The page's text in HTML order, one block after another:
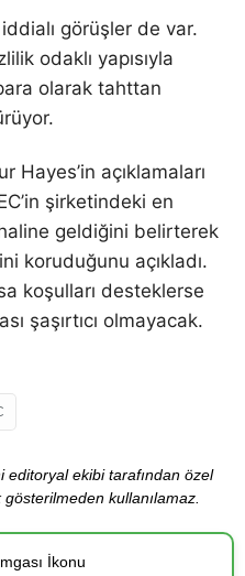
görüşler de var.
odaklı yapısıyla
olarak tahttan
Hayes’in açıklamaları
şirketindeki en
geldiğini belirterek
koruduğunu açıkladı.
koşulları desteklerse
şaşırtıcı olmayacak.
ekibi tarafından özel
gösterilmeden kullanılamaz.